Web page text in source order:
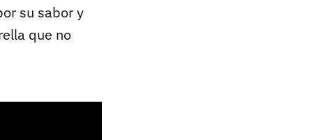
su sabor y
que no